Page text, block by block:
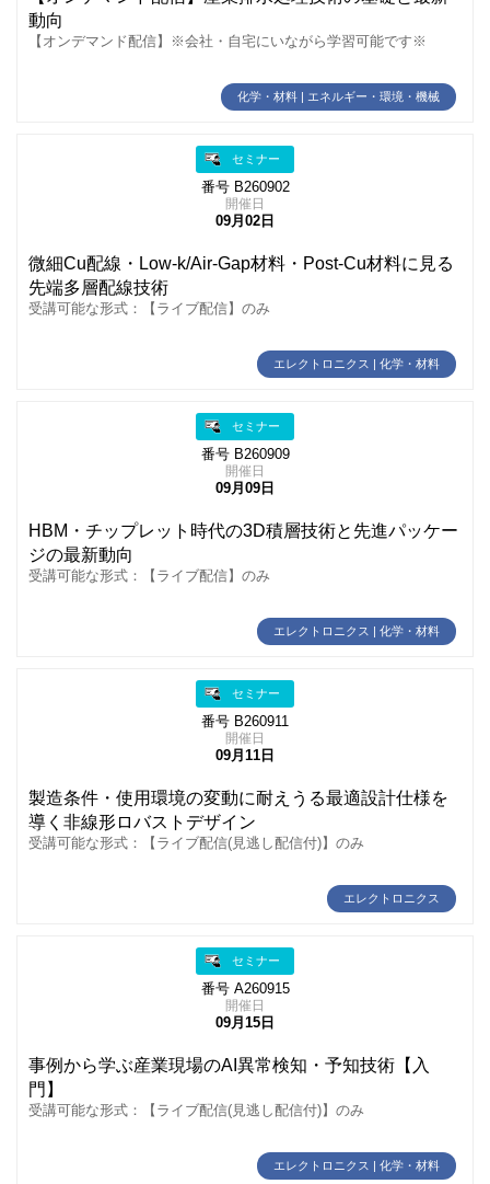
動向
【オンデマンド配信】※会社・自宅にいながら学習可能です※
化学・材料 | エネルギー・環境・機械
セミナー
番号 B260902
開催日
09月02日
微細Cu配線・Low‑k/Air-Gap材料・Post-Cu材料に見る
先端多層配線技術
受講可能な形式：【ライブ配信】のみ
エレクトロニクス | 化学・材料
セミナー
番号 B260909
開催日
09月09日
HBM・チップレット時代の3D積層技術と先進パッケー
ジの最新動向
受講可能な形式：【ライブ配信】のみ
エレクトロニクス | 化学・材料
セミナー
番号 B260911
開催日
09月11日
製造条件・使用環境の変動に耐えうる最適設計仕様を
導く非線形ロバストデザイン
受講可能な形式：【ライブ配信(見逃し配信付)】のみ
エレクトロニクス
セミナー
番号 A260915
開催日
09月15日
事例から学ぶ産業現場のAI異常検知・予知技術【入
門】
受講可能な形式：【ライブ配信(見逃し配信付)】のみ
エレクトロニクス | 化学・材料